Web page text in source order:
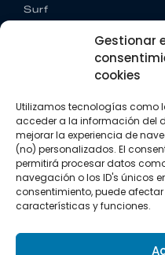
Gestionar
cookies
Utilizamos tecnologías como
acceder a la información del
mejorar la experiencia de
(no) personalizados. El
permitirá procesar datos
navegación o los ID's únicos
consentimiento, puede
características y funciones.
Surf
CONTACTO
+34 662 342 177
info@vkssport.com
SÍGUENOS